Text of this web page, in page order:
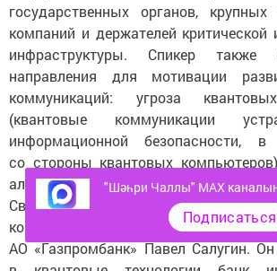
государственных органов, крупных
компаний и держателей
инфраструктуры. Спикер также
направления для мотивации
коммуникаций: угроза
(квантовые коммуникации
информационной
со стороны квантовых
алгоритмы и отсутствие
Свою оценку перспектив
коммуникаций представил
АО «Газпромбанк» Павел Салугин.
"Шәһри Чаллы" MAX
Подписаться